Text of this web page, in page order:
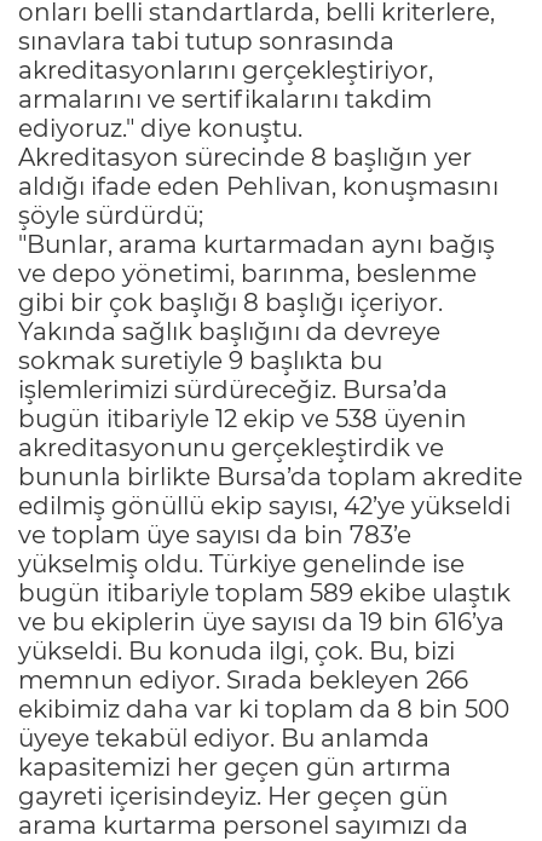
onları belli standartlarda, belli kriterlere,
sınavlara tabi tutup sonrasında
akreditasyonlarını gerçekleştiriyor,
armalarını ve sertifikalarını takdim
ediyoruz." diye konuştu.
Akreditasyon sürecinde 8 başlığın yer
aldığı ifade eden Pehlivan, konuşmasını
şöyle sürdürdü;
"Bunlar, arama kurtarmadan aynı bağış
ve depo yönetimi, barınma, beslenme
gibi bir çok başlığı 8 başlığı içeriyor.
Yakında sağlık başlığını da devreye
sokmak suretiyle 9 başlıkta bu
işlemlerimizi sürdüreceğiz. Bursa’da
bugün itibariyle 12 ekip ve 538 üyenin
akreditasyonunu gerçekleştirdik ve
bununla birlikte Bursa’da toplam akredite
edilmiş gönüllü ekip sayısı, 42’ye yükseldi
ve toplam üye sayısı da bin 783’e
yükselmiş oldu. Türkiye genelinde ise
bugün itibariyle toplam 589 ekibe ulaştık
ve bu ekiplerin üye sayısı da 19 bin 616’ya
yükseldi. Bu konuda ilgi, çok. Bu, bizi
memnun ediyor. Sırada bekleyen 266
ekibimiz daha var ki toplam da 8 bin 500
üyeye tekabül ediyor. Bu anlamda
kapasitemizi her geçen gün artırma
gayreti içerisindeyiz. Her geçen gün
arama kurtarma personel sayımızı da